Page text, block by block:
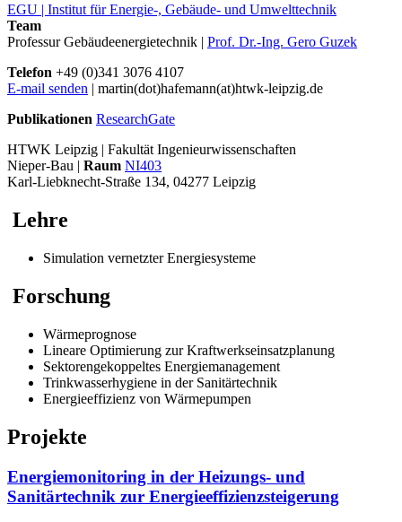
EGU | Institut für Energie-, Gebäude- und Umwelttechnik
Team
Professur Gebäudeenergietechnik | Prof. Dr.-Ing. Gero Guzek
Telefon +49 (0)341 3076 4107
E-mail senden | martin(dot)hafemann(at)htwk-leipzig.de
Publikationen ResearchGate
HTWK Leipzig | Fakultät Ingenieurwissenschaften
Nieper-Bau | Raum NI403
Karl-Liebknecht-Straße 134, 04277 Leipzig
Lehre
Simulation vernetzter Energiesysteme
Forschung
Wärmeprognose
Lineare Optimierung zur Kraftwerkseinsatzplanung
Sektorengekoppeltes Energiemanagement
Trinkwasserhygiene in der Sanitärtechnik
Energieeffizienz von Wärmepumpen
Projekte
Energiemonitoring in der Heizungs- und
Sanitärtechnik zur Energieeffizienzsteigerung